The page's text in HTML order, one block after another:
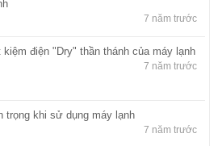
7 năm trước
kiệm điện "Dry" thần thánh của máy lạnh
7 năm trước
trọng khi sử dụng máy lạnh
7 năm trước